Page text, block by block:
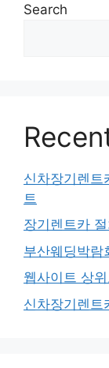
Search
신차장기렌트
트
장기렌트카
부산웨딩박람
웹사이트 상
신차장기렌트